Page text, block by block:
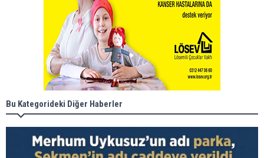
Bu Kategorideki Diğer Haberler